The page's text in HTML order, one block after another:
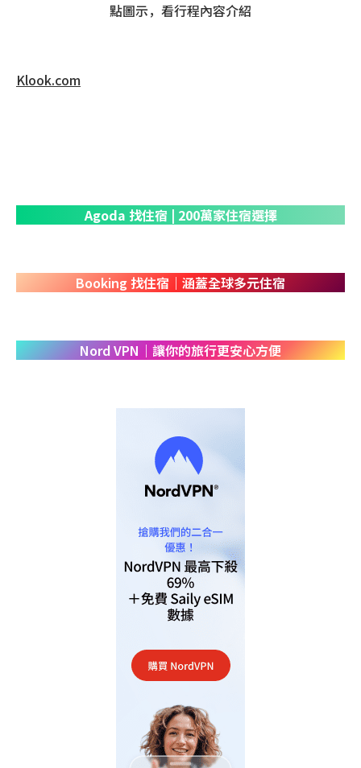
點圖示，看行程內容介紹
Klook.com
Agoda 找住宿 | 200萬家住宿選擇
Booking 找住宿｜涵蓋全球多元住宿
Nord VPN｜讓你的旅行更安心方便